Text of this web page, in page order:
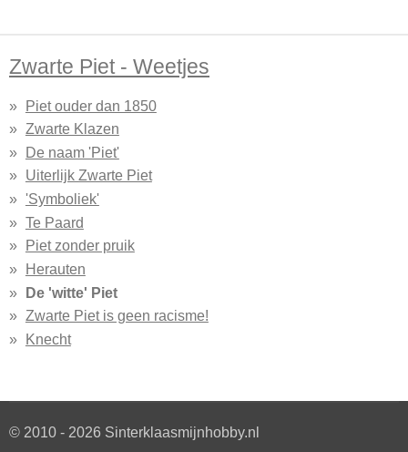
Zwarte Piet - Weetjes
Piet ouder dan 1850
Zwarte Klazen
De naam 'Piet'
Uiterlijk Zwarte Piet
'Symboliek'
Te Paard
Piet zonder pruik
Herauten
De 'witte' Piet
Zwarte Piet is geen racisme!
Knecht
© 2010 - 2026 Sinterklaasmijnhobby.nl